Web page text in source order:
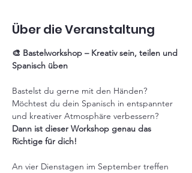
Über die Veranstaltung
🎨 Bastelworkshop – Kreativ sein, teilen und
Spanisch üben
Bastelst du gerne mit den Händen?
Möchtest du dein Spanisch in entspannter
und kreativer Atmosphäre verbessern?
Dann ist dieser Workshop genau das
Richtige für dich!
An vier Dienstagen im September treffen